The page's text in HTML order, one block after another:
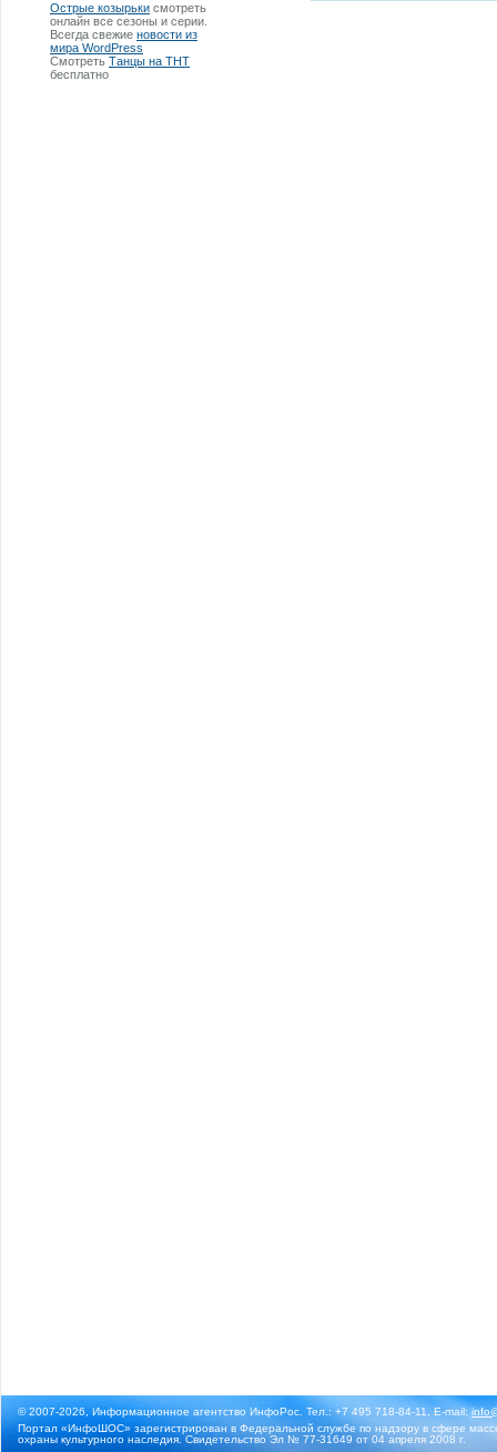
Острые козырьки смотреть
онлайн все сезоны и серии.
Всегда свежие новости из
мира WordPress
Смотреть Танцы на ТНТ
бесплатно
© 2007-2026, Информационное агентство ИнфоРос. Тел.: +7 495 718-84-11, E-mail:
Портал «ИнфоШОС» зарегистрирован в Федеральной службе по надзору в сфере
охраны культурного наследия. Свидетельство Эл № 77-31649 от 04 апреля 2008 г.